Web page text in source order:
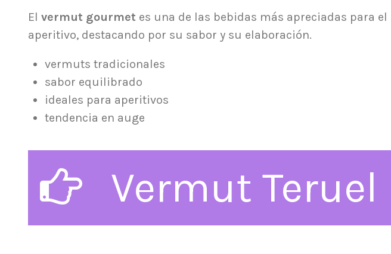
El vermut gourmet es una de las bebidas más apreciadas para el
aperitivo, destacando por su sabor y su elaboración.
vermuts tradicionales
sabor equilibrado
ideales para aperitivos
tendencia en auge
Vermut Teruel